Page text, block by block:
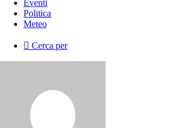
Eventi
Politica
Meteo
Cerca per